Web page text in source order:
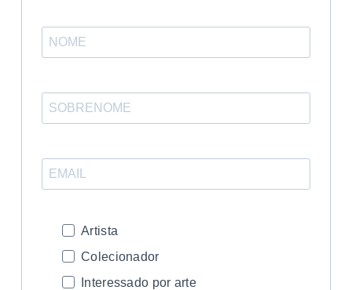
Artista
Colecionador
Interessado por arte